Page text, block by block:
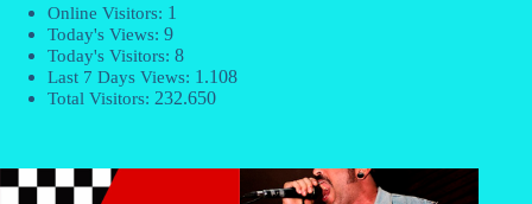
Online Visitors: 1
Today's Views: 9
Today's Visitors: 8
Last 7 Days Views: 1.108
Total Visitors: 232.650